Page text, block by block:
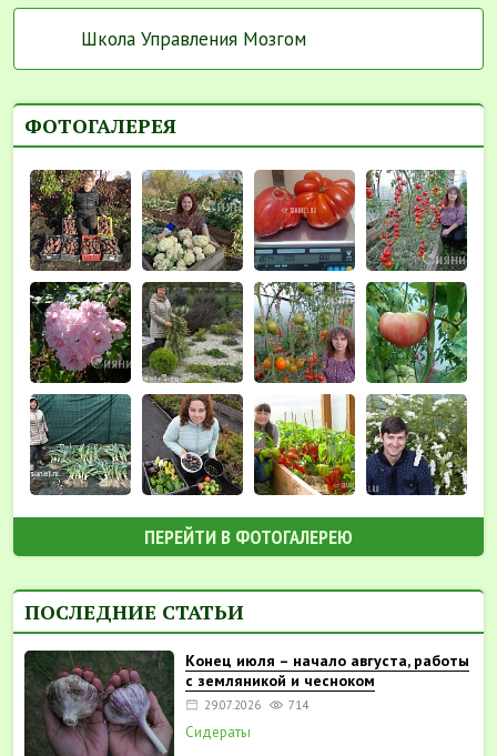
Школа Управления Мозгом
ФОТОГАЛЕРЕЯ
ПЕРЕЙТИ В ФОТОГАЛЕРЕЮ
ПОСЛЕДНИЕ СТАТЬИ
Конец июля – начало августа, работы
с земляникой и чесноком
29.07.2026 714
Сидераты